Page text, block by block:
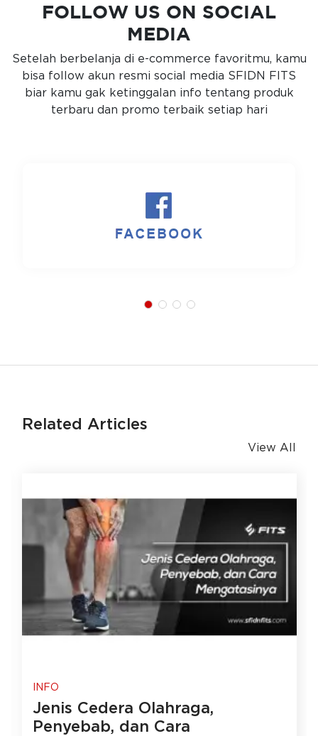
FOLLOW US ON SOCIAL
MEDIA
Setelah berbelanja di e-commerce favoritmu, kamu
bisa follow akun resmi social media SFIDN FITS
biar kamu gak ketinggalan info tentang produk
terbaru dan promo terbaik setiap hari
Related Articles
View All
INFO
Jenis Cedera Olahraga,
Penyebab, dan Cara